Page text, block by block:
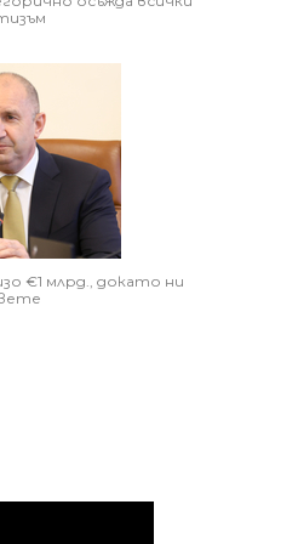
€1 млрд., докато ни